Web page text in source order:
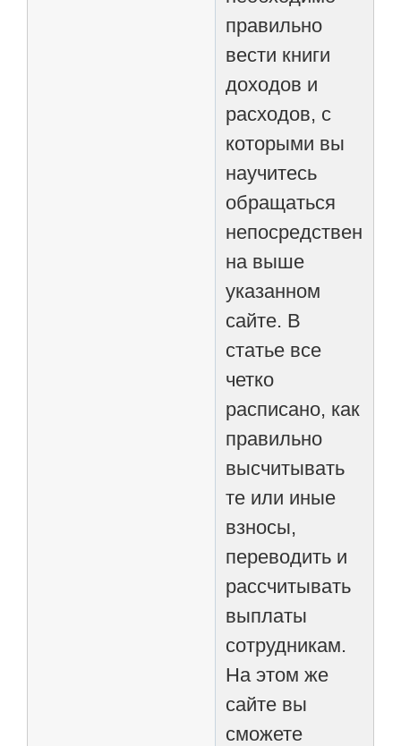
правильно
вести книги
доходов и
расходов, с
которыми вы
научитесь
обращаться
непосредственно
на выше
указанном
сайте. В
статье все
четко
расписано, как
правильно
высчитывать
те или иные
взносы,
переводить и
рассчитывать
выплаты
сотрудникам.
На этом же
сайте вы
сможете